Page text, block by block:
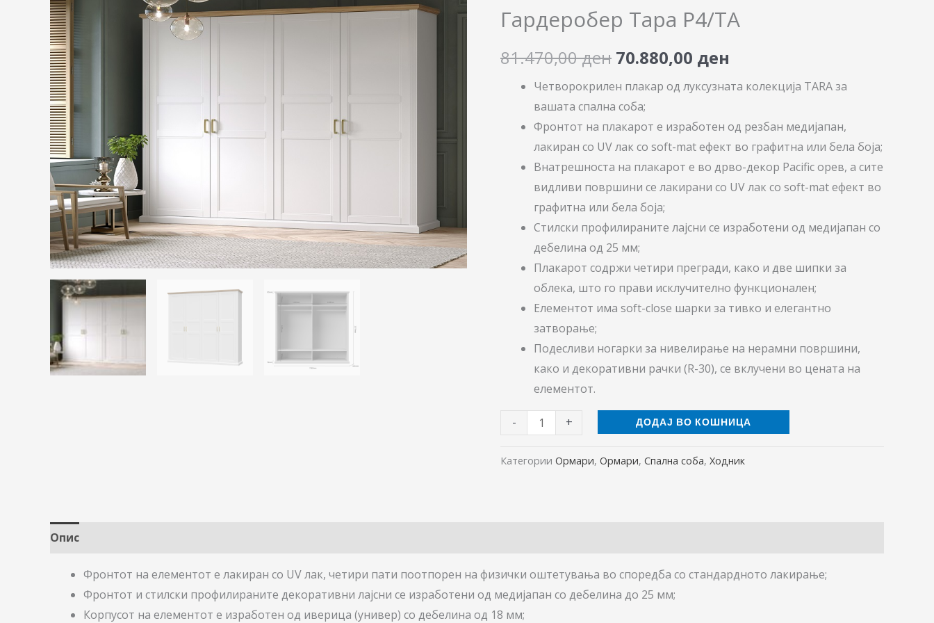
Гардеробер Тара P4/TA
81.470,00ден
was:
81.470,00 ден.
70.880,00 ден
is:
Четворокрилен плакар од луксузната колекција TARA за
вашата спална соба;
Фронтот на плакарот е изработен од резбан медијапан,
лакиран со UV лак со soft-mat ефект во графитна или бела боја;
Внатрешноста на плакарот е во дрво-декор Pacific орев, а сите
видливи површини се лакирани со UV лак со soft-mat ефект во
графитна или бела боја;
Стилски профилираните лајсни се изработени од медијапан со
дебелина од 25 мм;
Плакарот содржи четири прегради, како и две шипки за
облека, што го прави исклучително функционален;
Елементот има soft-close шарки за тивко и елегантно
затворање;
Подесливи ногарки за нивелирање на нерамни површини,
како и декоративни рачки (R-30), се вклучени во цената на
елементот.
-
количина
+ ДОДАЈ ВО КОШНИЦА
Категории Ормари, Ормари, Спална соба, Ходник
Опис
Фронтот на елементот е лакиран со UV лак, четири пати поотпорен на физички оштетувања во споредба со стандардното лакирање;
Фронтот и стилски профилираните декоративни лајсни се изработени од медијапан со дебелина до 25 мм;
Корпусот на елементот е изработен од иверица (универ) со дебелина од 18 мм;